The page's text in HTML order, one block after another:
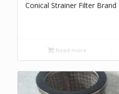
Conical Strainer Filter
Read more